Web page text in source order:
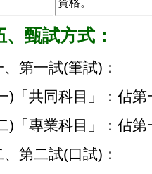
、甄試方式：
、第一試(筆試)：
)「共同科目」：佔
)「專業科目」：佔
、第二試(口試)：